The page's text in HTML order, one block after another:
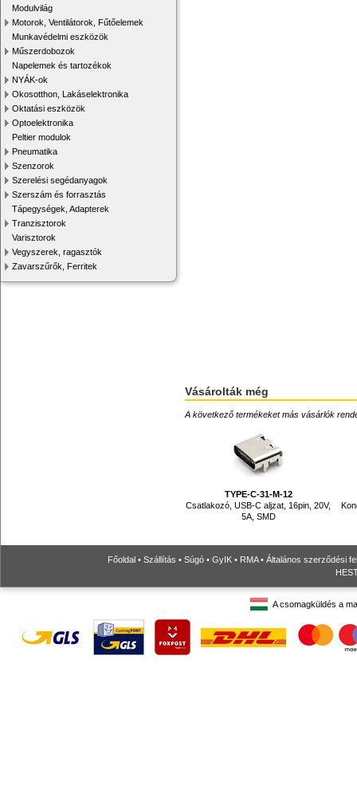
Modulvilág
Motorok, Ventilátorok, Fűtőelemek
Munkavédelmi eszközök
Műszerdobozok
Napelemek és tartozékok
NYÁK-ok
Okosotthon, Lakáselektronika
Oktatási eszközök
Optoelektronika
Peltier modulok
Pneumatika
Szenzorok
Szerelési segédanyagok
Szerszám és forrasztás
Tápegységek, Adapterek
Tranzisztorok
Varisztorok
Vegyszerek, ragasztók
Zavarszűrők, Ferritek
Vásárolták még
A következő termékeket más vásárlók
TYPE-C-31-M-12
Csatlakozó, USB-C aljzat, 16pin, 20V,
5A, SMD
Főoldal • Szállítás • Súgó • GyIK • RMA• Általános szerződési
A csomagküldés a